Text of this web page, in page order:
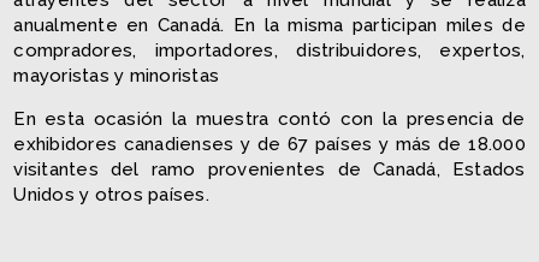
anualmente en Canadá. En la misma participan miles de
compradores, importadores, distribuidores, expertos,
mayoristas y minoristas
En esta ocasión la muestra contó con la presencia de
exhibidores canadienses y de 67 países y más de 18.000
visitantes del ramo provenientes de Canadá, Estados
Unidos y otros países.